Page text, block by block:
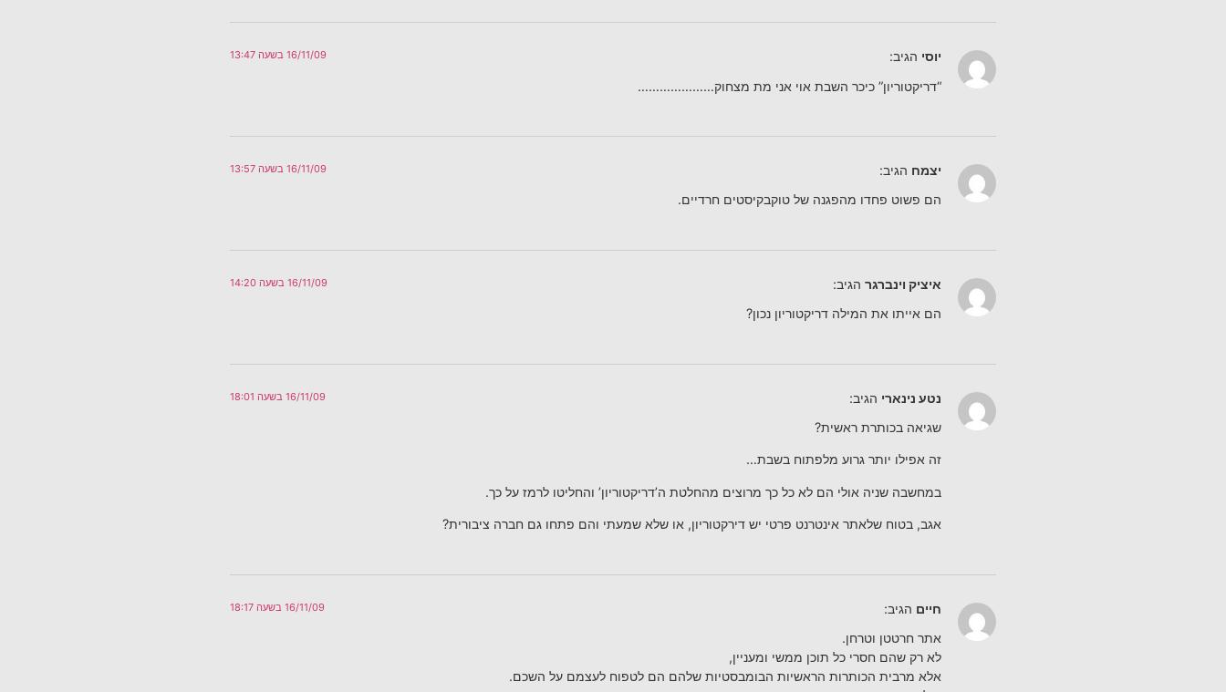
יוסי הגיב: 16/11/09 בשעה 13:47
“דריקטוריון” כיכר השבת אוי אני מת מצחוק…………………
יצמח הגיב: 16/11/09 בשעה 13:57
הם פשוט פחדו מהפגנה של טוקבקיסטים חרדיים.
איציק וינברגר הגיב: 16/11/09 בשעה 14:20
הם אייתו את המילה דריקטוריון נכון?
נטע נינארי הגיב: 16/11/09 בשעה 18:01
שגיאה בכותרת ראשית?
זה אפילו יותר גרוע מלפתוח בשבת…
במחשבה שניה אולי הם לא כל כך מרוצים מהחלטת ה’דריקטוריון’ והחליטו לרמז על כך.
אגב, בטוח שלאתר אינטרנט פרטי יש דירקטוריון, או שלא שמעתי והם פתחו גם חברה ציבורית?
חיים הגיב: 16/11/09 בשעה 18:17
אתר חרטטן וטרחן.
לא רק שהם חסרי כל תוכן ממשי ומעניין,
אלא מרבית הכותרות הראשיות הבומבסטיות שלהם הם לטפוח לעצמם על השכם.